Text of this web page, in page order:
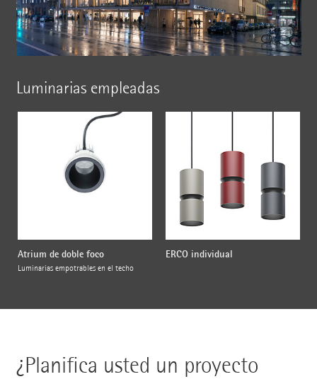
Luminarias empleadas
Atrium de doble foco
Luminarias empotrables en el techo
ERCO individual
¿Planifica usted un proyecto